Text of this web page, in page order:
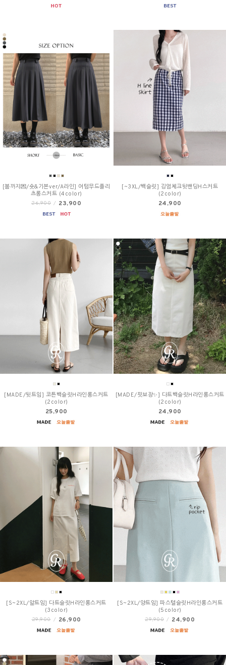
[봄까지💌/숏&기본ver/A라인] 어텀무드플리
츠롱스커트 (4color)
26,900 / 23,900
[~3XL/백슬릿] 깅엄체크뒷밴딩H스커트
(2color)
24,900
[MADE/뒷트임] 코튼백슬릿H라인롱스커트
(2color)
25,900
[MADE/핏보장✨] 다트백슬릿H라인롱스커트
(2color)
24,900
[S~2XL/앞트임] 다트슬릿H라인롱스커트
(3color)
29,900 / 26,900
[S~2XL/양트임] 파스텔슬릿H라인롱스커트
(5color)
29,900 / 24,900